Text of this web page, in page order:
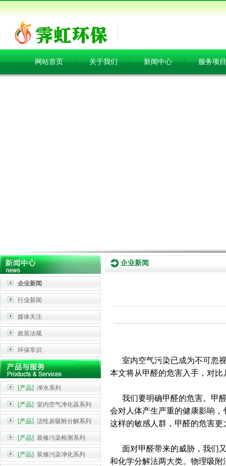
网站首页 关于我们 新闻中心 服务项目
企业新闻
行业新闻
媒体关注
政策法规
环保常识
[产品] 净水系列
[产品] 室内空气净化器系列
[产品] 活性炭吸附分解系列
[产品] 装修污染检测系列
[产品] 装修污染净化系列
企业新闻
室内空气污染已成为不可忽视
本文将从甲醛的危害入手，对
我们要明确甲醛的危害。甲醛
会对人体产生严重的健康影响
这样的敏感人群，甲醛的危害
面对甲醛带来的威胁，我们又
和化学分解法两大类。物理吸